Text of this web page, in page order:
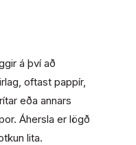
á því að
oftast pappír,
eða annars
Áhersla er lögð
lita.